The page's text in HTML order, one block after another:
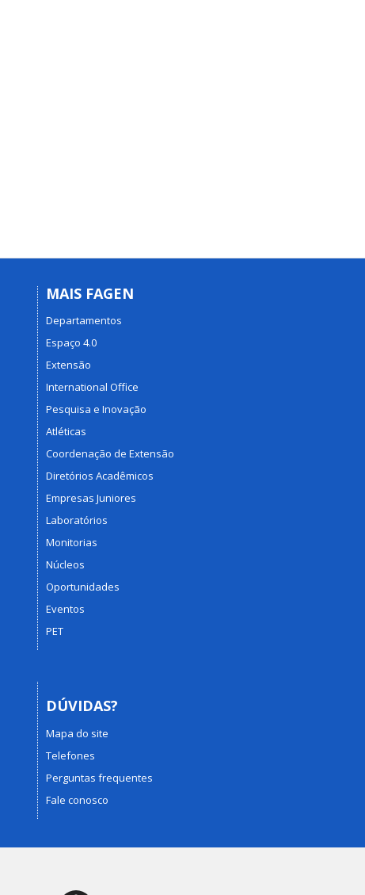
MAIS FAGEN
Departamentos
Espaço 4.0
Extensão
International Office
Pesquisa e Inovação
Atléticas
Coordenação de Extensão
Diretórios Acadêmicos
Empresas Juniores
Laboratórios
Monitorias
Núcleos
Oportunidades
Eventos
PET
DÚVIDAS?
Mapa do site
Telefones
Perguntas frequentes
Fale conosco